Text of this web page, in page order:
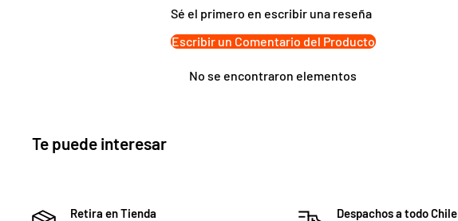
Sé el primero en escribir una reseña
Escribir un Comentario del Producto
No se encontraron elementos
Te puede interesar
Retira en Tienda
Despachos a todo Chile